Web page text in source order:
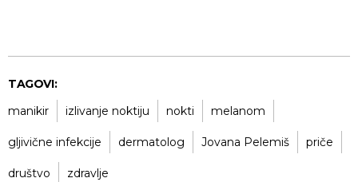
TAGOVI:
manikir
izlivanje noktiju nokti melanom
gljivične infekcije dermatolog Jovana Pelemiš priče
društvo zdravlje